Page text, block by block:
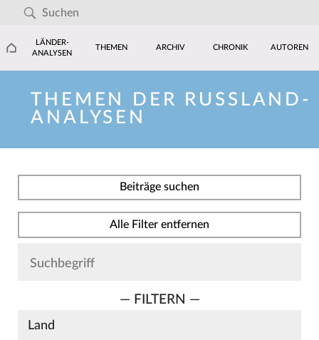
LÄNDER-
ANALYSEN
THEMEN ARCHIV CHRONIK AUTOREN
THEMEN DER RUSSLAND-
ANALYSEN
Beiträge suchen
Alle Filter entfernen
— FILTERN —
Land